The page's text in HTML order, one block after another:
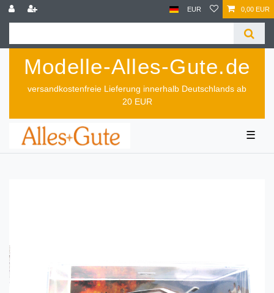
EUR 0,00 EUR
Modelle-Alles-Gute.de
versandkostenfreie Lieferung innerhalb Deutschlands ab
20 EUR
☰